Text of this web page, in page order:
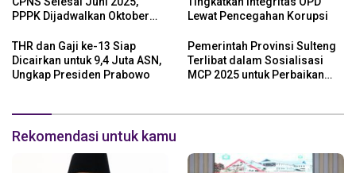
PPPK Dijadwalkan Oktober
Lewat Pencegahan Korupsi
THR dan Gaji ke-13 Siap
Dicairkan untuk 9,4 Juta ASN,
Ungkap Presiden Prabowo
Pemerintah Provinsi Sulteng
Terlibat dalam Sosialisasi
MCP 2025 untuk Perbaikan
Rekomendasi untuk kamu